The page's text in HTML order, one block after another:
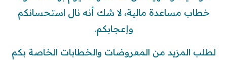
خطاب مساعدة مالية، لا شك أنه نال استحسانكم
وإعجابكم.
لطلب المزيد من المعروضات والخطابات الخاصة بكم